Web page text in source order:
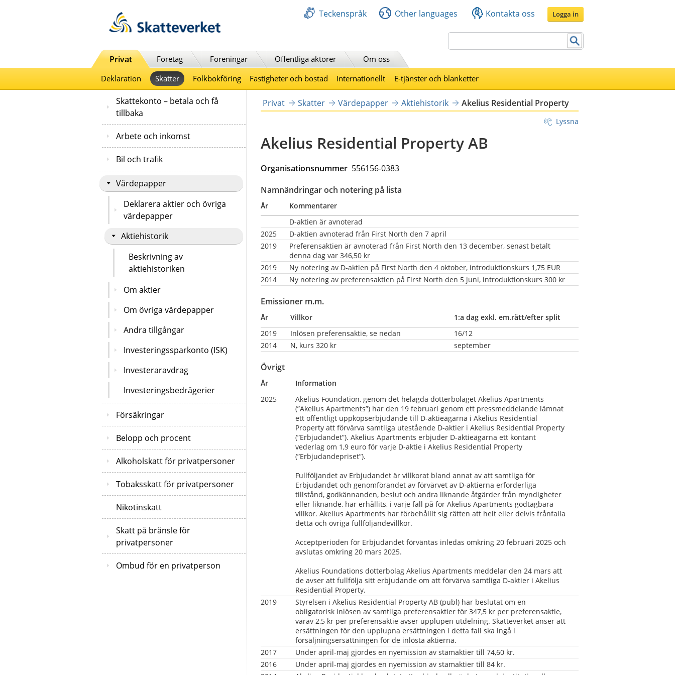
Teckenspråk Other languages Kontakta oss Logga in
Privat Företag Föreningar Offentliga aktörer
Om oss
Deklaration
Skatter Folkbokföring Fastigheter och bostad Internationellt E-tjänster och blanketter
Skattekonto – betala och få
tillbaka
Arbete och inkomst
Bil och trafik
Värdepapper
Deklarera aktier och övriga
värdepapper
Aktiehistorik
Beskrivning av
aktiehistoriken
Om aktier
Om övriga värdepapper
Andra tillgångar
Investeringssparkonto (ISK)
Investeraravdrag
Investeringsbedrägerier
Försäkringar
Belopp och procent
Alkoholskatt för privatpersoner
Tobaksskatt för privatpersoner
Nikotinskatt
Skatt på bränsle för
privatpersoner
Ombud för en privatperson
Privat Skatter Värdepapper Aktiehistorik Akelius Residential Property
Lyssna
Akelius Residential Property AB
Organisationsnummer 556156-0383
Namnändringar och notering på lista
År
Kommentarer
D-aktien är avnoterad
2025
D-aktien avnoterad från First North den 7 april
2019
Preferensaktien är avnoterad från First North den 13 december, senast betalt
denna dag var 346,50 kr
2019
Ny notering av D-aktien på First North den 4 oktober, introduktionskurs 1,75 EUR
2014
Ny notering av preferensaktien på First North den 5 juni, introduktionskurs 300 kr
Emissioner m.m.
År Villkor
1:a dag exkl. em.rätt/efter split
2019
Inlösen preferensaktie, se nedan
16/12
2014
N, kurs 320 kr september
Övrigt
År
Information
2025
Akelius Foundation, genom det helägda dotterbolaget Akelius Apartments
(”Akelius Apartments”) har den 19 februari genom ett pressmeddelande lämnat
ett offentligt uppköpserbjudande till D-aktieägarna i Akelius Residential
Property att förvärva samtliga utestående D-aktier i Akelius Residential Property
(”Erbjudandet”). Akelius Apartments erbjuder D-aktieägarna ett kontant
vederlag om 1,9 euro för varje D-aktie i Akelius Residential Property
(”Erbjudandepriset”).
Fullföljandet av Erbjudandet är villkorat bland annat av att samtliga för
Erbjudandet och genomförandet av förvärvet av D-aktierna erforderliga
tillstånd, godkännanden, beslut och andra liknande åtgärder från myndigheter
eller liknande, har erhållits, i varje fall på för Akelius Apartments godtagbara
villkor. Akelius Apartments har förbehållit sig rätten att helt eller delvis frånfalla
detta och övriga fullföljandevillkor.
Acceptperioden för Erbjudandet förväntas inledas omkring 20 februari 2025 och
avslutas omkring 20 mars 2025.
Akelius Foundations dotterbolag Akelius Apartments meddelar den 24 mars att
de avser att fullfölja sitt erbjudande om att förvärva samtliga D-aktier i Akelius
Residential Property.
2019
Styrelsen i Akelius Residential Property AB (publ) har beslutat om en
obligatorisk inlösen av samtliga preferensaktier för 347,5 kr per preferensaktie,
varav 2,5 kr per preferensaktie avser upplupen utdelning. Skatteverket anser att
ersättningen för den upplupna ersättningen i detta fall ska ingå i
försäljningsersättningen för de inlösta aktierna.
2017
Under april-maj gjordes en nyemission av stamaktier till 74,60 kr.
2016
Under april-maj gjordes en nyemission av stamaktier till 84 kr.